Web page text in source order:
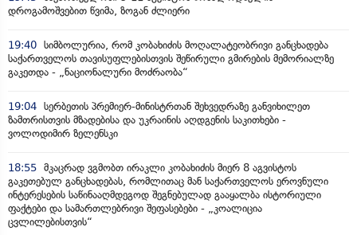
დროგამოშვებით წვიმა, ზოგან ძლიერი
19:40 სიმბოლურია, რომ კობახიძის მოღალატეობრივი განცხადება
საქართველოს თავისუფლებისთვის შეწირული გმირების მემორიალზე
გაკეთდა - „ნაციონალური მოძრაობა“
19:04 სერბეთის პრემიერ-მინისტრთან შეხვედრაზე განვიხილეთ
ზამთრისთვის მზადებისა და უკრაინის აღდგენის საკითხები -
ვოლოდიმირ ზელენსკი
18:55 მკაცრად ვგმობთ ირაკლი კობახიძის მიერ 8 აგვისტოს
გაკეთებულ განცხადებას, რომლითაც მან საქართველოს ეროვნული
ინტერესების საწინააღმდეგოდ შეგნებულად გააყალბა ისტორიული
ფაქტები და სამართლებრივი შეფასებები - „კოალიცია
ცვლილებისთვის“